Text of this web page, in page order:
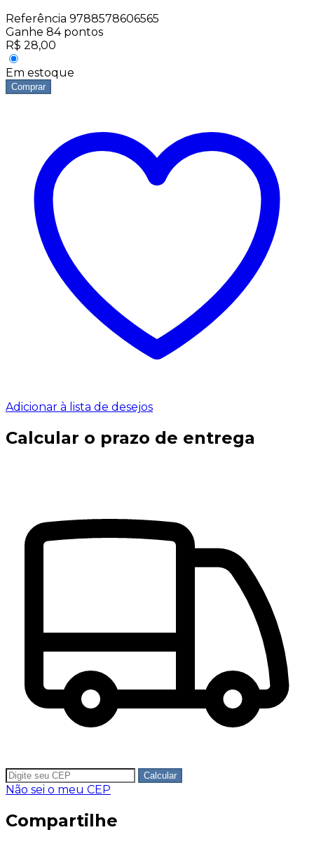
Referência 9788578606565
Ganhe 84pontos
R$ 28,00
Em estoque
Comprar
Adicionar à lista de desejos
Calcular o prazo de entrega
Calcular
Não sei o meu CEP
Compartilhe